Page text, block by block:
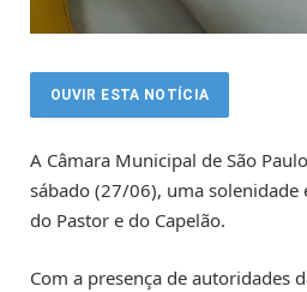
OUVIR ESTA NOTÍCIA
A Câmara Municipal de São
sábado (27/06), uma solenidade
do Pastor e do Capelão.
Com a presença de autoridades